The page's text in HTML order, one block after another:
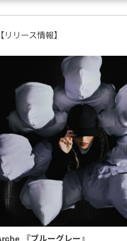
【リリース情報】
『ブルーグレー』